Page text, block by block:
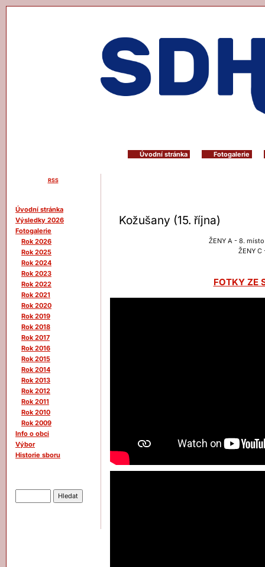
Úvodní stránka Fotogalerie
RSS
Úvodní stránka
Výsledky 2026
Fotogalerie
Rok 2026
Rok 2025
Rok 2024
Rok 2023
Rok 2022
Rok 2021
Rok 2020
Rok 2019
Rok 2018
Rok 2017
Rok 2016
Rok 2015
Rok 2014
Rok 2013
Rok 2012
Rok 2011
Rok 2010
Rok 2009
Info o obci
Výbor
Historie sboru
Kožušany (15. října)
ŽENY A - 8.
ŽENY C
FOTKY ZE